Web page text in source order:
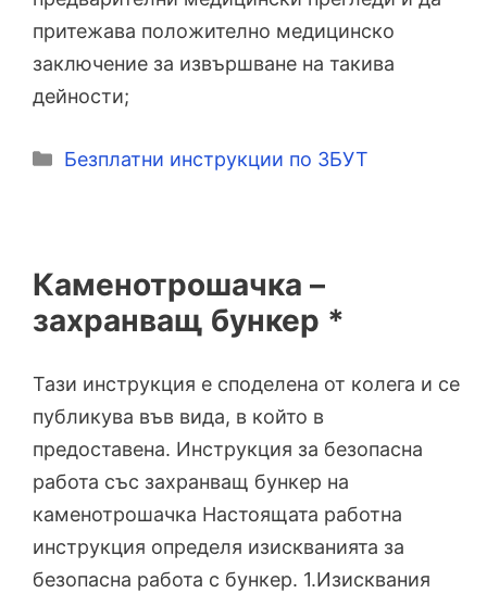
притежава положително медицинско
заключение за извършване на такива
дейности;
Категории
Безплатни инструкции по ЗБУТ
Каменотрошачка –
захранващ бункер *
Тази инструкция е споделена от колега и се
публикува във вида, в който в
предоставена. Инструкция за безопасна
работа със захранващ бункер на
каменотрошачка Настоящата работна
инструкция определя изискванията за
безопасна работа с бункер. 1.Изисквания